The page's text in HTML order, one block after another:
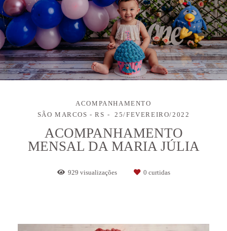
ACOMPANHAMENTO
SÃO MARCOS - RS
25/FEVEREIRO/2022
ACOMPANHAMENTO
MENSAL DA MARIA JÚLIA
929 visualizações 0 curtidas